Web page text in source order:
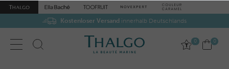
Kostenloser Versand innerhalb Deutschlands
0 0